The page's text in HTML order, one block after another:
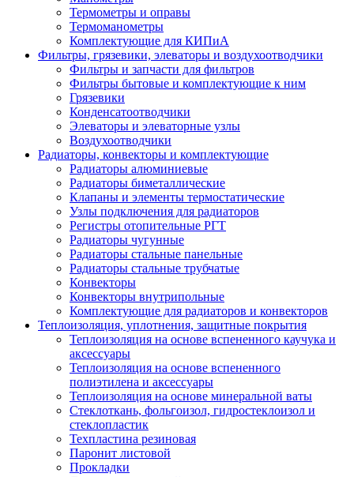
Термометры и оправы
Термоманометры
Комплектующие для КИПиА
Фильтры, грязевики, элеваторы и воздухоотводчики
Фильтры и запчасти для фильтров
Фильтры бытовые и комплектующие к ним
Грязевики
Конденсатоотводчики
Элеваторы и элеваторные узлы
Воздухоотводчики
Радиаторы, конвекторы и комплектующие
Радиаторы алюминиевые
Радиаторы биметаллические
Клапаны и элементы термостатические
Узлы подключения для радиаторов
Регистры отопительные РГТ
Радиаторы чугунные
Радиаторы стальные панельные
Радиаторы стальные трубчатые
Конвекторы
Конвекторы внутрипольные
Комплектующие для радиаторов и конвекторов
Теплоизоляция, уплотнения, защитные покрытия
Теплоизоляция на основе вспененного каучука и
аксессуары
Теплоизоляция на основе вспененного
полиэтилена и аксессуары
Теплоизоляция на основе минеральной ваты
Стеклоткань, фольгоизол, гидростеклоизол и
стеклопластик
Техпластина резиновая
Паронит листовой
Прокладки